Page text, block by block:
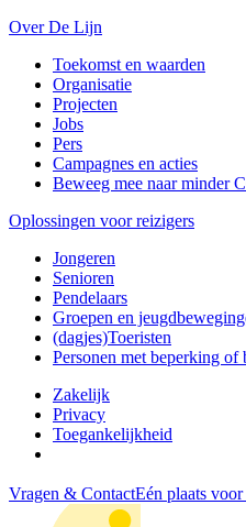
Over De Lijn
Toekomst en waarden
Organisatie
Projecten
Jobs
Pers
Campagnes en acties
Beweeg mee naar minder
Oplossingen voor reizigers
Jongeren
Senioren
Pendelaars
Groepen en
(dagjes)Toeristen
Personen met beperking of
Zakelijk
Privacy
Toegankelijkheid
Vragen & ContactEén plaats